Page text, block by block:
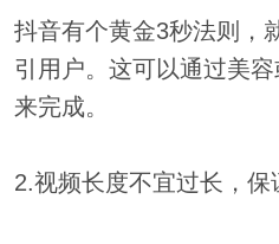
抖音有个黄金3秒法则，
引用户。这可以通过美
来完成。
2.视频长度不宜过长，保